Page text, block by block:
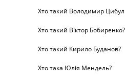
Хто такий Володимир
Хто такий Віктор Бобиренко?
Хто такий Кирило Буданов?
Хто така Юлія Мендель?